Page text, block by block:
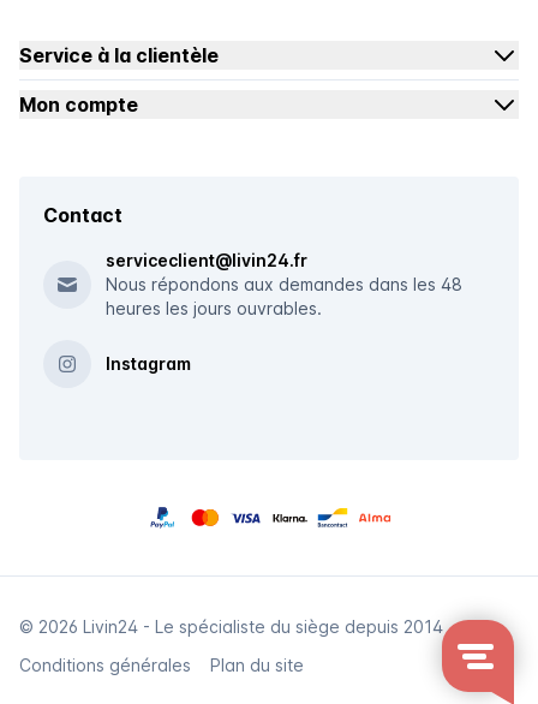
Service à la clientèle
Mon compte
Contact
serviceclient@livin24.fr
Nous répondons aux demandes dans les 48
heures les jours ouvrables.
Instagram
© 2026 Livin24 - Le spécialiste du siège depuis 2014
Conditions générales
Plan du site